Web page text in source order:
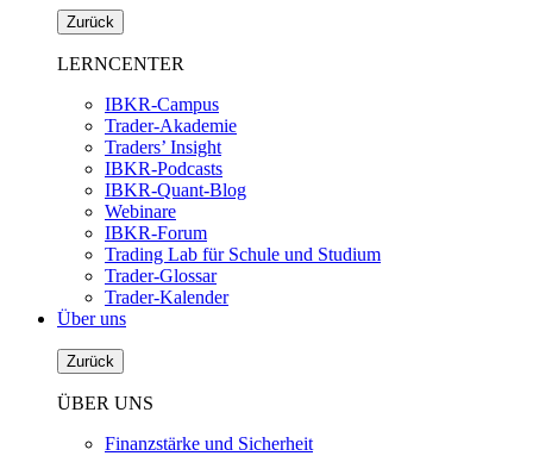
Zurück
LERNCENTER
IBKR-Campus
Trader-Akademie
Traders’ Insight
IBKR-Podcasts
IBKR-Quant-Blog
Webinare
IBKR-Forum
Trading Lab für Schule und Studium
Trader-Glossar
Trader-Kalender
Über uns
Zurück
ÜBER UNS
Finanzstärke und Sicherheit